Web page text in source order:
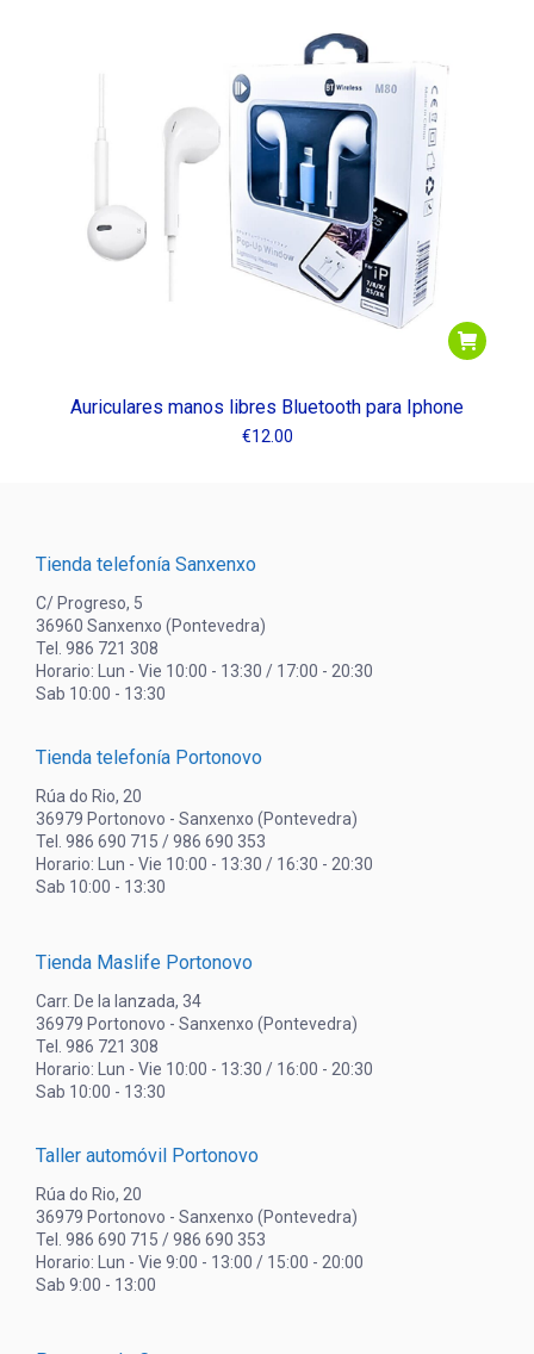
Auriculares manos libres Bluetooth para Iphone
€12.00
Tienda telefonía Sanxenxo
C/ Progreso, 5
36960 Sanxenxo (Pontevedra)
Tel. 986 721 308
Horario: Lun - Vie 10:00 - 13:30 / 17:00 - 20:30
Sab 10:00 - 13:30
Tienda telefonía Portonovo
Rúa do Rio, 20
36979 Portonovo - Sanxenxo (Pontevedra)
Tel. 986 690 715 / 986 690 353
Horario: Lun - Vie 10:00 - 13:30 / 16:30 - 20:30
Sab 10:00 - 13:30
Tienda Maslife Portonovo
Carr. De la lanzada, 34
36979 Portonovo - Sanxenxo (Pontevedra)
Tel. 986 721 308
Horario: Lun - Vie 10:00 - 13:30 / 16:00 - 20:30
Sab 10:00 - 13:30
Taller automóvil Portonovo
Rúa do Rio, 20
36979 Portonovo - Sanxenxo (Pontevedra)
Tel. 986 690 715 / 986 690 353
Horario: Lun - Vie 9:00 - 13:00 / 15:00 - 20:00
Sab 9:00 - 13:00